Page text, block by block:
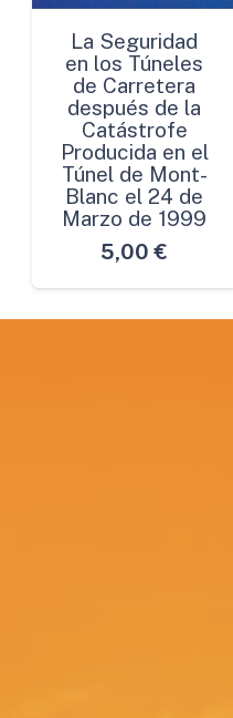
La Seguridad
en los Túneles
de Carretera
después de la
Catástrofe
Producida en el
Túnel de Mont-
Blanc el 24 de
Marzo de 1999
5,00 €